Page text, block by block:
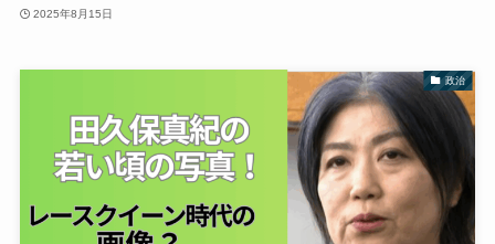
2025年8月15日
政治